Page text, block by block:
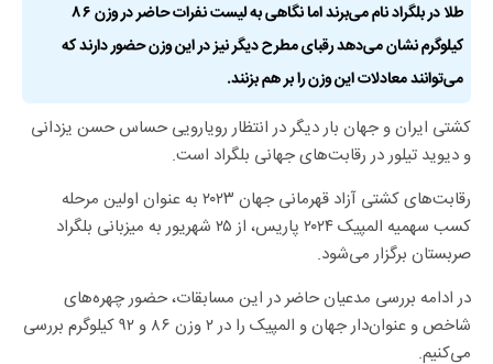
طلا در بلگراد نام می‌برند اما نگاهی به لیست نفرات حاضر در وزن ۸۶
کیلوگرم نشان می‌دهد رقبای مطرح دیگر نیز در این وزن حضور دارند که
می‌توانند معادلات این وزن را بر هم بزنند.
کشتی ایران و جهان بار دیگر در انتظار رویارویی حساس حسن یزدانی
و دیوید تیلور در رقابت‌های جهانی بلگراد است.
رقابت‌های کشتی آزاد قهرمانی جهان ۲۰۲۳ به عنوان اولین مرحله
کسب سهمیه المپیک ۲۰۲۴ پاریس، از ۲۵ شهریور به میزبانی بلگراد
صربستان برگزار می‌شود.
در ادامه بررسی مدعیان حاضر در این مسابقات، حضور چهره‌های
شاخص و عنوان‌دار جهان و المپیک را در ۲ وزن ۸۶ و ۹۲ کیلوگرم بررسی
می‌کنیم.